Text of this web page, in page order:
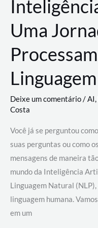
Uma
Deixe um comentário/AI,
Costa
Você já se perguntou
suas perguntas ou como
mensagens de maneira
mundo da Inteligência
Linguagem Natural
linguagem humana.
em um